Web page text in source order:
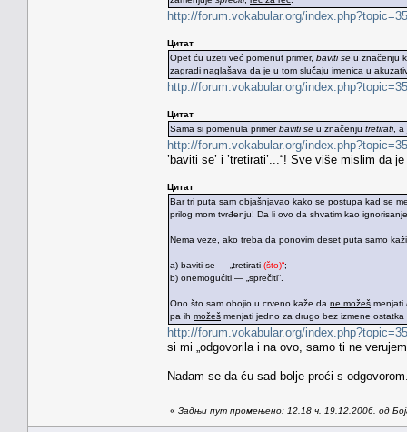
http://forum.vokabular.org/
Цитат
Opet ću uzeti već pomenut primer, baviti se u značenju
zagradi naglašava da je u tom slučaju imenica u
http://forum.vokabular.org/
Цитат
Sama si pomenula primerbaviti se u značenju tretirati, a
http://forum.vokabular.org/
’baviti se’ i ’tretirati’...“! Sve više mislim da
Цитат
Bar tri puta sam objašnjavao kako se postupa kad se
prilog mom tvrđenju! Da li ovo da shvatim kao
Nema veze, ako treba da ponovim deset puta samo
a) baviti se — „tretirati (što)“;
b) onemogućiti — „sprečiti“.
Ono što sam obojio u crveno kaže da ne možeš menjati
pa ih možeš menjati jedno za drugo bez izmene
http://forum.vokabular.org/
si mi „odgovorila i na ovo, samo ti ne
Nadam se da ću sad bolje proći s
« Задњи пут промењено: 12.18 ч. 19.12.2006. од